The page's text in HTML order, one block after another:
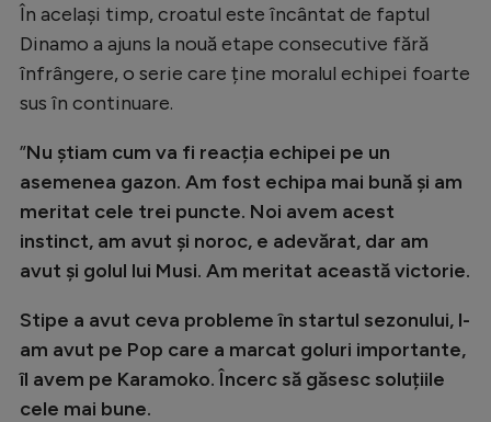
Formula 1
Gimnastică
Rugby
Ciclism
Alte sporturi
JO 2026
În același timp, croatul este încântat de faptul
Dinamo a ajuns la nouă etape consecutive fără
înfrângere, o serie care ține moralul echipei foarte
sus în continuare.
”Nu știam cum va fi reacția echipei pe un
asemenea gazon. Am fost echipa mai bună și am
meritat cele trei puncte. Noi avem acest
instinct, am avut și noroc, e adevărat, dar am
avut și golul lui Musi. Am meritat această victorie.
Stipe a avut ceva probleme în startul sezonului, l-
am avut pe Pop care a marcat goluri importante,
îl avem pe Karamoko. Încerc să găsesc soluțiile
cele mai bune.